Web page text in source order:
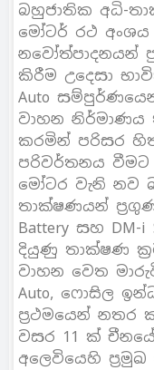
බහුජාතික අධි-
මෝටර් රථ
නවෝත්පාදනයන්
කිරීම උදෙසා
Auto
වාහන
කරමින් පරිසර
පරිවර්තනය වීමට
මෝටර වැනි නව
තාක්ෂණයන් ප‍්‍රගුණ
Battery සහ DM-i
දියුණු තාක්ෂණ
වාහන වෙත
Auto, ෆොසිල
ප‍්‍රථමයෙන් නතර
වසර 11 ක්
අලෙවියෙහි